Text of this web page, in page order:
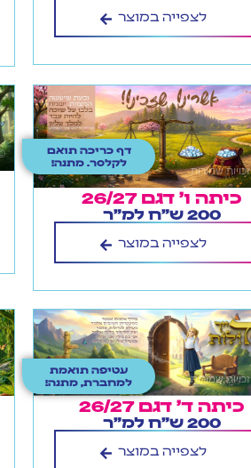
לצפייה במוצר
דף כריכה תואם
לקלסר. מתנה!
כיתה ו' דגם 26/27
200 ש"ח למ"ר
לצפייה במוצר
עטיפה תואמת
למחברת, מתנה!
כיתה ד' דגם 26/27
200 ש"ח למ"ר
לצפייה במוצר